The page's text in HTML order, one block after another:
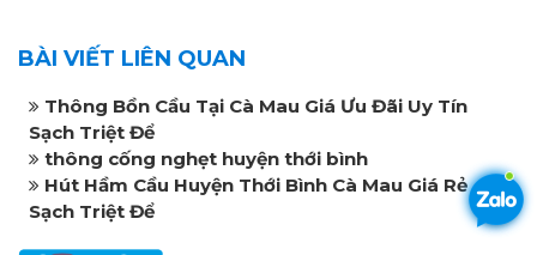
BÀI VIẾT LIÊN QUAN
Thông Bồn Cầu Tại Cà Mau Giá Ưu Đãi Uy Tín
Sạch Triệt Để
thông cống nghẹt huyện thới bình
Hút Hầm Cầu Huyện Thới Bình Cà Mau Giá Rẻ
Sạch Triệt Để